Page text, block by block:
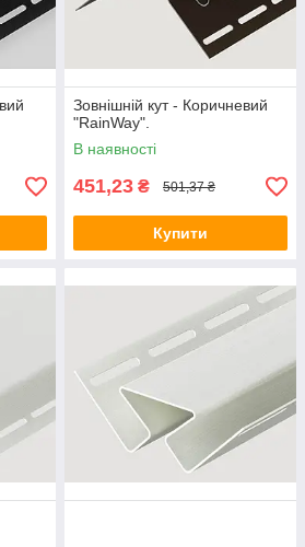
Зовнішній кут - Коричневий
"RainWay".
В наявності
451,23 ₴ 501,37 ₴
Купити